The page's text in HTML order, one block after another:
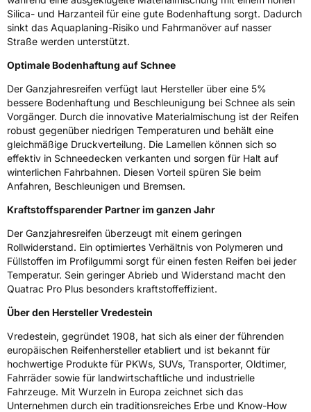
Allgemeine Produktsicherheit (GPSR)
370 7547 RD Enschede Niederlande,
Silica- und Harzanteil für eine gute Bodenhaftung sorgt. Dadurch
sinkt das Aquaplaning-Risiko und Fahrmanöver auf nasser
Straße werden unterstützt.
Optimale Bodenhaftung auf Schnee
Der Ganzjahresreifen verfügt laut Hersteller über eine 5%
bessere Bodenhaftung und Beschleunigung bei Schnee als sein
Vorgänger. Durch die innovative Materialmischung ist der Reifen
robust gegenüber niedrigen Temperaturen und behält eine
gleichmäßige Druckverteilung. Die Lamellen können sich so
effektiv in Schneedecken verkanten und sorgen für Halt auf
winterlichen Fahrbahnen. Diesen Vorteil spüren Sie beim
Anfahren, Beschleunigen und Bremsen.
Kraftstoffsparender Partner im ganzen Jahr
Der Ganzjahresreifen überzeugt mit einem geringen
Rollwiderstand. Ein optimiertes Verhältnis von Polymeren und
Füllstoffen im Profilgummi sorgt für einen festen Reifen bei jeder
Temperatur. Sein geringer Abrieb und Widerstand macht den
Quatrac Pro Plus besonders kraftstoffeffizient.
Über den Hersteller Vredestein
Vredestein, gegründet 1908, hat sich als einer der führenden
europäischen Reifenhersteller etabliert und ist bekannt für
hochwertige Produkte für PKWs, SUVs, Transporter, Oldtimer,
Fahrräder sowie für landwirtschaftliche und industrielle
Fahrzeuge. Mit Wurzeln in Europa zeichnet sich das
Unternehmen durch ein traditionsreiches Erbe und Know-How